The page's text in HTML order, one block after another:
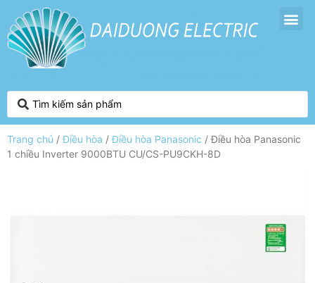
Trang chủ /Điều hòa /Điều hòa Panasonic / Điều hòa Panasonic
1 chiều Inverter 9000BTU CU/CS-PU9CKH-8D